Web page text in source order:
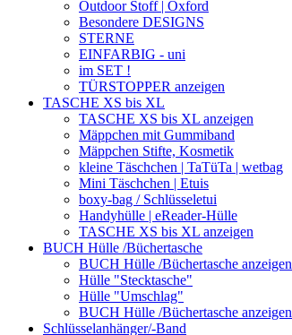
Outdoor Stoff | Oxford
Besondere DESIGNS
STERNE
EINFARBIG - uni
im SET !
TÜRSTOPPER anzeigen
TASCHE XS bis XL
TASCHE XS bis XL anzeigen
Mäppchen mit Gummiband
Mäppchen Stifte, Kosmetik
kleine Täschchen | TaTüTa | wetbag
Mini Täschchen | Etuis
boxy-bag / Schlüsseletui
Handyhülle | eReader-Hülle
TASCHE XS bis XL anzeigen
BUCH Hülle /Büchertasche
BUCH Hülle /Büchertasche anzeigen
Hülle "Stecktasche"
Hülle "Umschlag"
BUCH Hülle /Büchertasche anzeigen
Schlüsselanhänger/-Band